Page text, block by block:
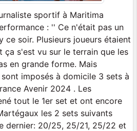
sportif à Maritima
: '' Ce n'était pas un
ce soir. Plusieurs joueurs étaient
ça s'est vu sur le terrain que les
en grande forme. Mais
imposés à domicile 3 sets à
Avenir 2024 . Les
tout le 1er set et ont encore
les 2 sets suivants
dernier: 20/25, 25/21, 25/22 et